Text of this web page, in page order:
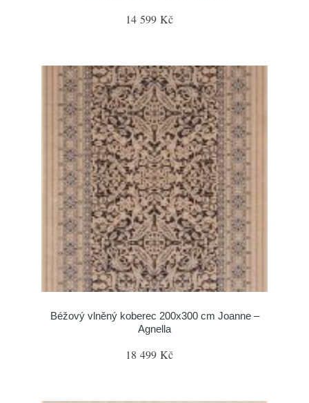
14 599 Kč
Béžový vlněný koberec 200x300 cm Joanne –
Agnella
18 499 Kč